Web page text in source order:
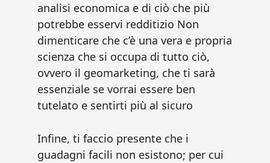
analisi economica e di ciò che più
potrebbe esservi redditizio Non
dimenticare che c’è una vera e propria
scienza che si occupa di tutto ciò,
ovvero il geomarketing, che ti sarà
essenziale se vorrai essere ben
tutelato e sentirti più al sicuro
Infine, ti faccio presente che i
guadagni facili non esistono; per cui